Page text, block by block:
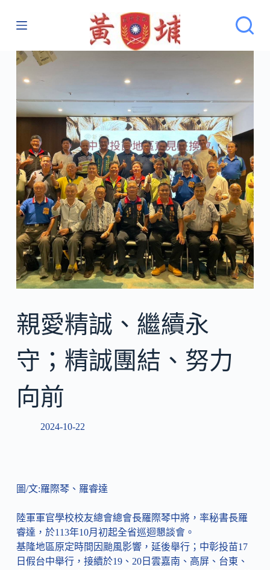
至
要
親愛精誠、繼續永
守；精誠團結、努力
向前
2024-10-22
圖/文:羅際琴、羅睿達
陸軍軍官學校校友總會總會長羅際琴中將，率秘書長羅
睿達，於113年10月初起全省巡迴懇談會。
基隆地區原定時間因颱風影響，延後舉行；中彰投苗17
日假台中舉行，接續於19、20日雲嘉南、高屏、台東、